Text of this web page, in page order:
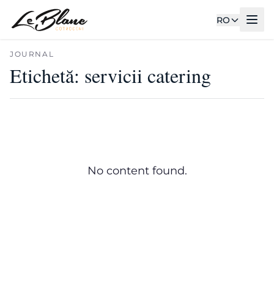
RO
JOURNAL
Etichetă: servicii catering
No content found.